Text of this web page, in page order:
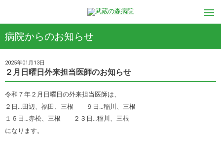
病院からのお知らせ
2025年01月13日
２月日曜日外来担当医師のお知らせ
令和７年２月日曜日の外来担当医師は、
２日…田辺、福田、三根 ９日…稲川、三根
１６日…赤松、三根 ２３日…稲川、三根
になります。